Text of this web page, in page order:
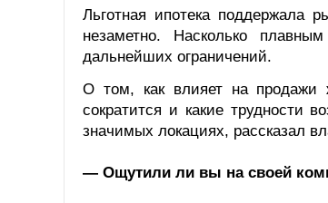
Льготная ипотека поддержала
незаметно. Насколько
дальнейших ограничений.
О том, как влияет на продажи
сократится и какие трудности
значимых локациях, рассказал
— Ощутили ли вы на своей